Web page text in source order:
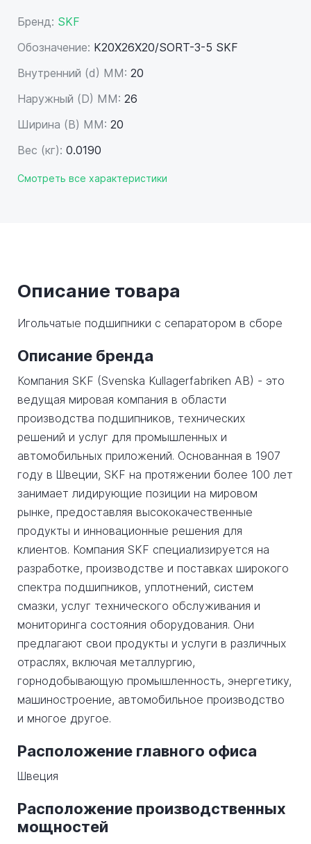
Бренд: SKF
Обозначение: K20X26X20/SORT-3-5 SKF
Внутренний (d) ММ: 20
Наружный (D) ММ: 26
Ширина (B) MM: 20
Вес (кг): 0.0190
Смотреть все характеристики
Описание товара
Игольчатые подшипники с сепаратором в сборе
Описание бренда
Компания SKF (Svenska Kullagerfabriken AB) - это
ведущая мировая компания в области
производства подшипников, технических
решений и услуг для промышленных и
автомобильных приложений. Основанная в 1907
году в Швеции, SKF на протяжении более 100 лет
занимает лидирующие позиции на мировом
рынке, предоставляя высококачественные
продукты и инновационные решения для
клиентов. Компания SKF специализируется на
разработке, производстве и поставках широкого
спектра подшипников, уплотнений, систем
смазки, услуг технического обслуживания и
мониторинга состояния оборудования. Они
предлагают свои продукты и услуги в различных
отраслях, включая металлургию,
горнодобывающую промышленность, энергетику,
машиностроение, автомобильное производство
и многое другое.
Расположение главного офиса
Швеция
Расположение производственных
мощностей